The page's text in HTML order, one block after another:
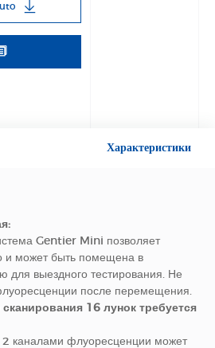
Характеристики
Gentier Mini позволяет
и может быть помещена в
для выездного тестирования. Не
после перемещения.
16 лунок требуется
каналами флуоресценции может